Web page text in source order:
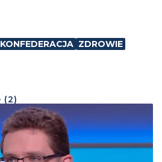
KONFEDERACJA ZDROWIE
(2)